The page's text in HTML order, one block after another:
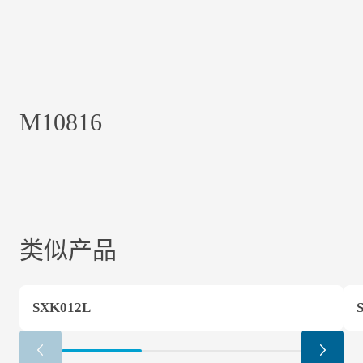
M10816
类似产品
SXK012L